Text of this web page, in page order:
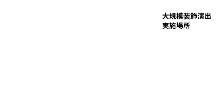
大規模装飾演出
実施場所